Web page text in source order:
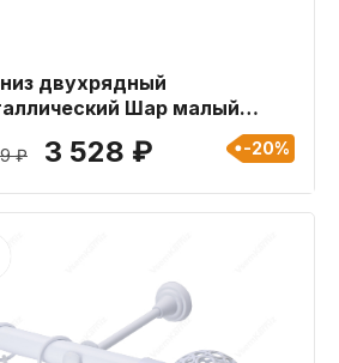
двухрядный
Шар малый
16мм длиной 400 см
₽ 3 528 ₽ -20%